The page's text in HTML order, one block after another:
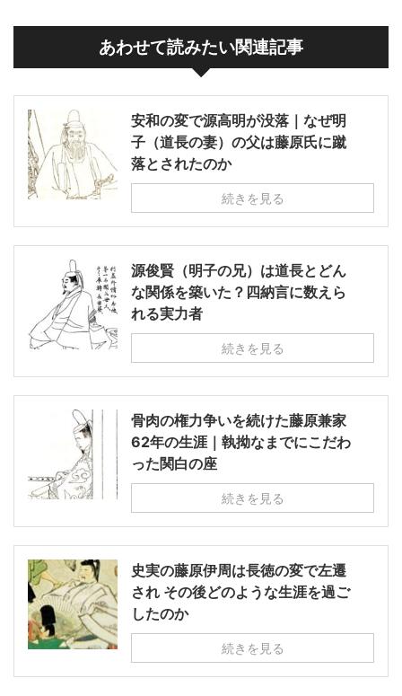
あわせて読みたい関連記事
安和の変で源高明が没落｜なぜ明
子（道長の妻）の父は藤原氏に蹴
落とされたのか
続きを見る
源俊賢（明子の兄）は道長とどん
な関係を築いた？四納言に数えら
れる実力者
続きを見る
骨肉の権力争いを続けた藤原兼家
62年の生涯｜執拗なまでにこだわ
った関白の座
続きを見る
史実の藤原伊周は長徳の変で左遷
され その後どのような生涯を過ご
したのか
続きを見る